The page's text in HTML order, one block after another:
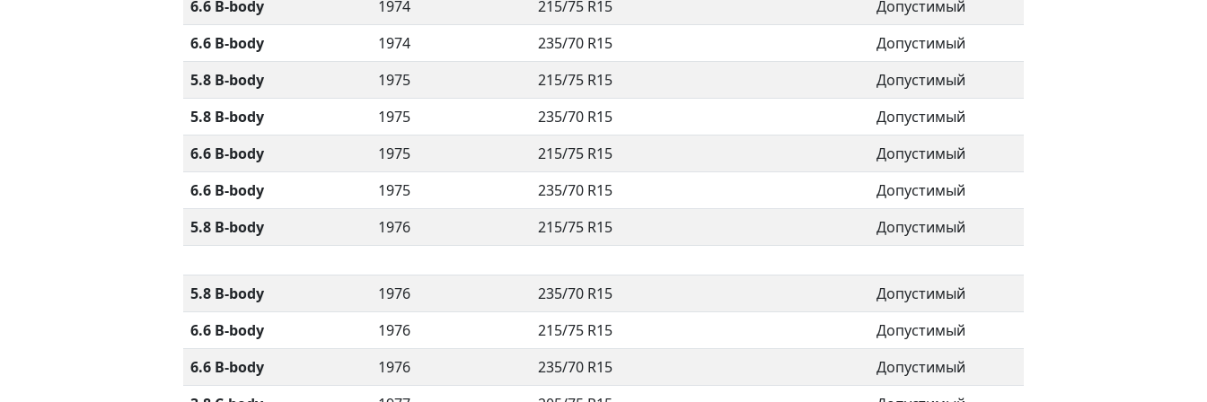
6.6 B-body 1974 215/75 R15
Допустимый
6.6 B-body
1974 235/70 R15
Допустимый
5.8 B-body
1975 215/75 R15
Допустимый
5.8 B-body
1975 235/70 R15
Допустимый
6.6 B-body
1975 215/75 R15
Допустимый
6.6 B-body
1975 235/70 R15
Допустимый
5.8 B-body
1976 215/75 R15 Допустимый
5.8 B-body 1976 235/70 R15
Допустимый
6.6 B-body
1976 215/75 R15
Допустимый
6.6 B-body
1976 235/70 R15
Допустимый